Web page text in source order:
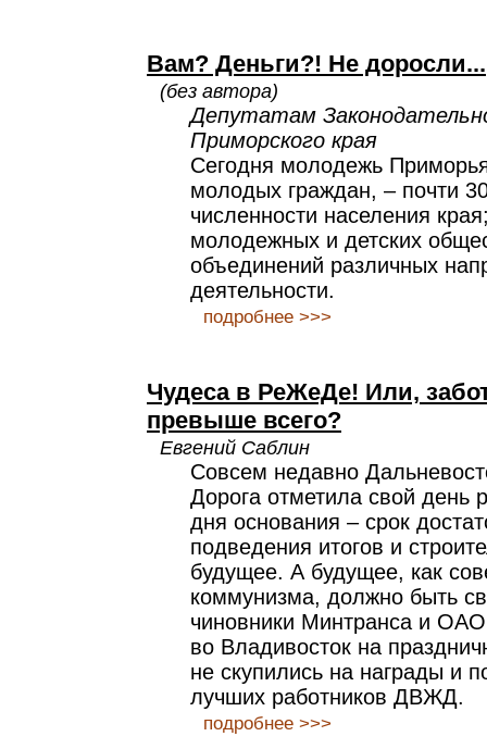
Вам? Деньги?! Не доросли...
(без автора)
Депутатам
Приморского края
Сегодня молодежь
молодых граждан, – почти
численности населения
молодежных и детских
объединений различных
деятельности.
подробнее >>>
Чудеса в РеЖеДе! Или,
превыше всего?
Евгений Саблин
Совсем недавно
Дорога отметила свой день
дня основания – срок
подведения итогов и
будущее. А будущее, как
коммунизма, должно быть
чиновники Минтранса и
во Владивосток на
не скупились на награды и
лучших работников ДВЖД.
подробнее >>>